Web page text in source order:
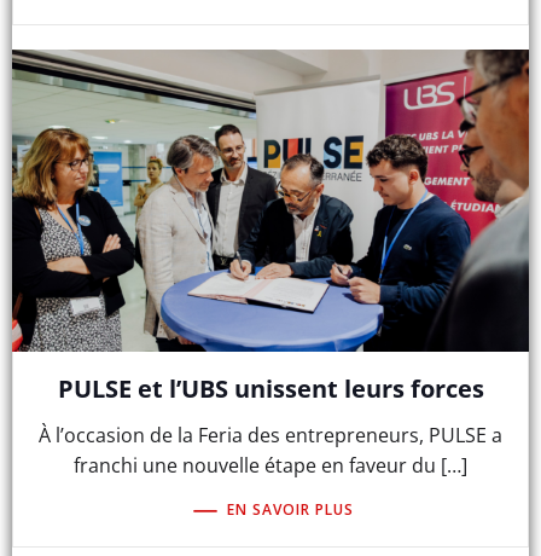
PULSE et l’UBS unissent leurs forces
À l’occasion de la Feria des entrepreneurs, PULSE a
franchi une nouvelle étape en faveur du […]
EN SAVOIR PLUS